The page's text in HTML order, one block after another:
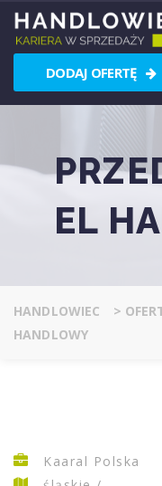
DODAJ OFERTĘ
EL
HANDLOWIEC >
HANDLOWY
Kaaral Polska